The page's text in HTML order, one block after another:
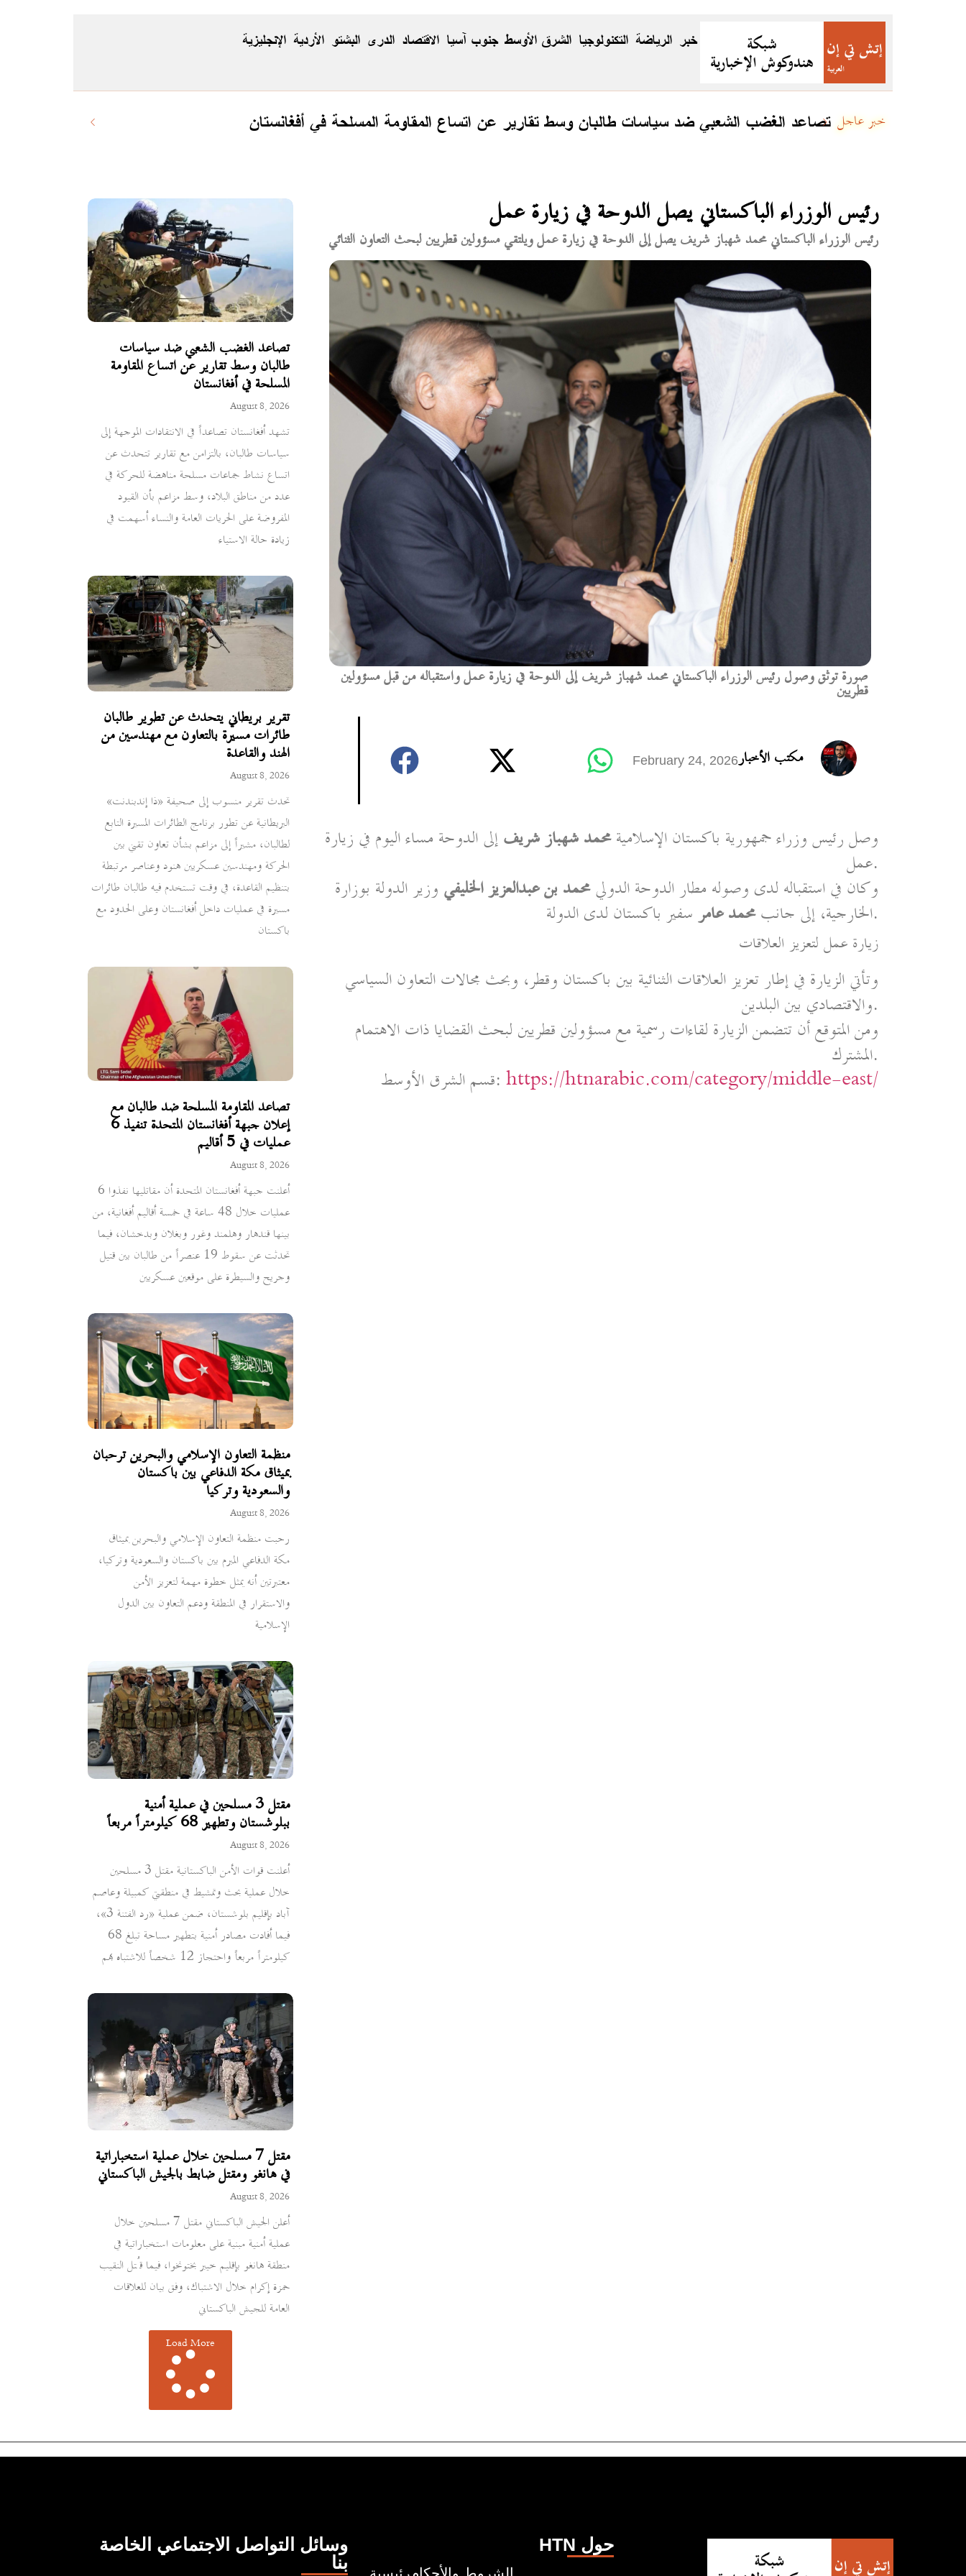
الاقتصاد جنوب آسيا الشرق الأوسط التكنولوجيا الرياضة خبر الإنجليزية الأردية البشتو الدری
تصاعد الغضب الشعبي ضد سياسات طالبان وسط تقارير عن اتساع المقاومة المسلحة في أفغانستان خبر عاجل
تصاعد الغضب الشعبي ضد سياسات
طالبان وسط تقارير عن اتساع المقاومة
المسلحة في أفغانستان
August 8, 2026
تشهد أفغانستان تصاعداً في الانتقادات الموجهة إلى
سياسات طالبان، بالتزامن مع تقارير تتحدث عن
اتساع نشاط جماعات مسلحة مناهضة للحركة في
عدد من مناطق البلاد، وسط مزاعم بأن القيود
المفروضة على الحريات العامة والنساء أسهمت في
زيادة حالة الاستياء
تقرير بريطاني يتحدث عن تطوير طالبان
طائرات مسيرة بالتعاون مع مهندسين من
الهند والقاعدة
August 8, 2026
تحدث تقرير منسوب إلى صحيفة «ذا إندبندنت»
البريطانية عن تطور برنامج الطائرات المسيرة التابع
لطالبان، مشيراً إلى مزاعم بشأن تعاون تقني بين
الحركة ومهندسين عسكريين هنود وعناصر مرتبطة
بتنظيم القاعدة، في وقت تستخدم فيه طالبان طائرات
مسيرة في عمليات داخل أفغانستان وعلى الحدود مع
باكستان
تصاعد المقاومة المسلحة ضد طالبان مع
إعلان جبهة أفغانستان المتحدة تنفيذ 6
عمليات في 5 أقاليم
August 8, 2026
أعلنت جبهة أفغانستان المتحدة أن مقاتليها نفذوا 6
عمليات خلال 48 ساعة في خمسة أقاليم أفغانية، من
بينها قندهار وهلمند وغور وبغلان وبدخشان، فيما
تحدثت عن سقوط 19 عنصراً من طالبان بين قتيل
وجريح والسيطرة على موقعين عسكريين
منظمة التعاون الإسلامي والبحرين ترحبان
بميثاق مكة الدفاعي بين باكستان
والسعودية وتركيا
August 8, 2026
رحبت منظمة التعاون الإسلامي والبحرين بميثاق
مكة الدفاعي المبرم بين باكستان والسعودية وتركيا،
معتبرتين أنه يمثل خطوة مهمة لتعزيز الأمن
والاستقرار في المنطقة ودعم التعاون بين الدول
الإسلامية
مقتل 3 مسلحين في عملية أمنية
ببلوشستان وتطهير 68 كيلومتراً مربعاً
August 8, 2026
أعلنت قوات الأمن الباكستانية مقتل 3 مسلحين
خلال عملية بحث وتمشيط في منطقتي كمبيلة وعاصم
آباد بإقليم بلوشستان، ضمن عملية «رد الفتنة 3»،
فيما أفادت مصادر أمنية بتطهير مساحة تبلغ 68
كيلومتراً مربعاً واحتجاز 12 شخصاً للاشتباه بهم
مقتل 7 مسلحين خلال عملية استخباراتية
في هانغو ومقتل ضابط بالجيش الباكستاني
August 8, 2026
أعلن الجيش الباكستاني مقتل 7 مسلحين خلال
عملية أمنية مبنية على معلومات استخباراتية في
منطقة هانغو بإقليم خيبر بختونخوا، فيما قُتل النقيب
حمزة إكرام خلال الاشتباك، وفق بيان للعلاقات
العامة للجيش الباكستاني
Load More
رئيس الوزراء الباكستاني يصل الدوحة في زيارة عمل
رئيس الوزراء الباكستاني محمد شهباز شريف يصل إلى الدوحة في زيارة عمل ويلتقي مسؤولين قطريين لبحث التعاون الثنائي
صورة توثق وصول رئيس الوزراء الباكستاني محمد شهباز شريف إلى الدوحة في زيارة عمل واستقباله من قبل مسؤولين
قطريين
مكتب الأخبارFebruary 24, 2026
وصل رئيس وزراء جمهورية باكستان الإسلاميةمحمد شهباز شريفإلى الدوحة مساء اليوم في زيارة
عمل.
وكان في استقباله لدى وصوله مطار الدوحة الدوليمحمد بن عبدالعزيز الخليفي وزير الدولة بوزارة
الخارجية، إلى جانبمحمد عامر سفير باكستان لدى الدولة.
زيارة عمل لتعزيز العلاقات
وتأتي الزيارة في إطار تعزيز العلاقات الثنائية بين باكستان وقطر، وبحث مجالات التعاون السياسي
والاقتصادي بين البلدين.
ومن المتوقع أن تتضمن الزيارة لقاءات رسمية مع مسؤولين قطريين لبحث القضايا ذات الاهتمام
المشترك.
قسم الشرق الأوسط: https://htnarabic.com/category/middle-east/
وسائل التواصل الاجتماعي الخاصة
بنا
HTN حول